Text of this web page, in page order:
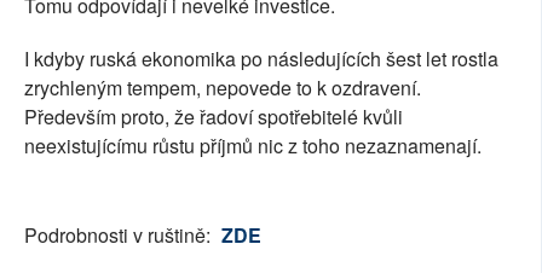
Tomu odpovídají i nevelké investice.
I kdyby ruská ekonomika po následujících šest let rostla
zrychleným tempem, nepovede to k ozdravení.
Především proto, že řadoví spotřebitelé kvůli
neexistujícímu růstu příjmů nic z toho nezaznamenají.
Podrobnosti v ruštině: ZDE